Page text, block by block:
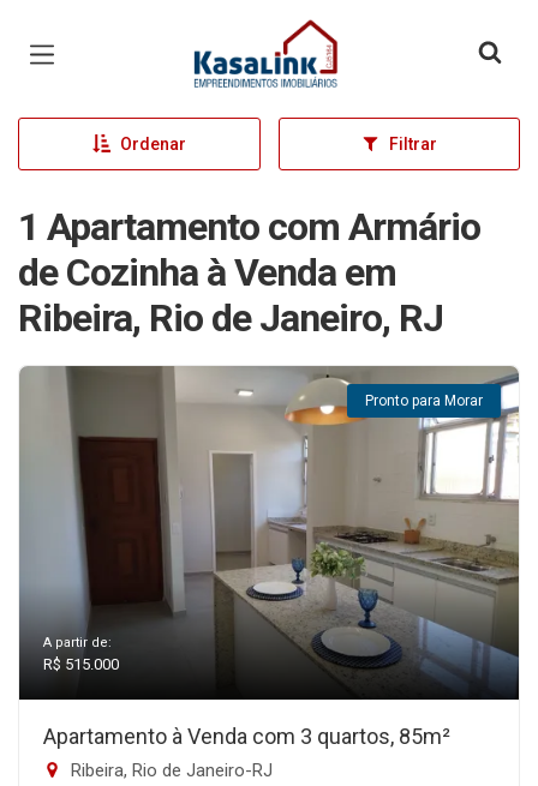
Página inicial
Ordenar Filtrar
1 Apartamento com Armário
de Cozinha à Venda em
Ribeira, Rio de Janeiro, RJ
Pronto para Morar
A partir de:
R$ 515.000
Apartamento à Venda com 3 quartos, 85m²
Ribeira, Rio de Janeiro-RJ